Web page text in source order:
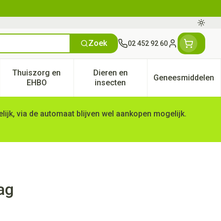
Zoek 02 452 92 60
Klant menu
categorie
voor Natuur geneeskunde categorie
Thuiszorg en
EHBOToon submenu voor Thuiszorg en EHBO categorie
Dieren en
insectenToon submenu voor Dieren
Geneesmiddelen
Toon
via de automaat blijven wel aankopen mogelijk.